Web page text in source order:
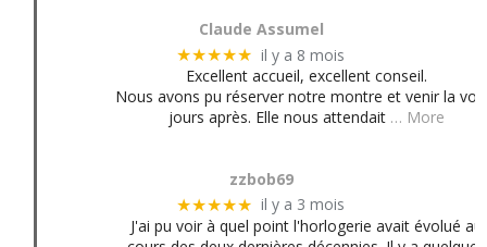
Claude Assumel
★★★★★ il y a 8 mois
Excellent accueil, excellent conseil.
Nous avons pu réserver notre montre et venir la
jours après. Elle nous attendait … More
zzbob69
★★★★★ il y a 3 mois
J'ai pu voir à quel point l'horlogerie avait évolué au